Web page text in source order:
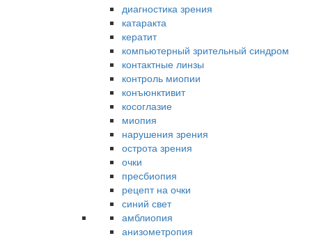
диагностика зрения
катаракта
кератит
компьютерный зрительный синдром
контактные линзы
контроль миопии
конъюнктивит
косоглазие
миопия
нарушения зрения
острота зрения
очки
пресбиопия
рецепт на очки
синий свет
амблиопия
анизометропия